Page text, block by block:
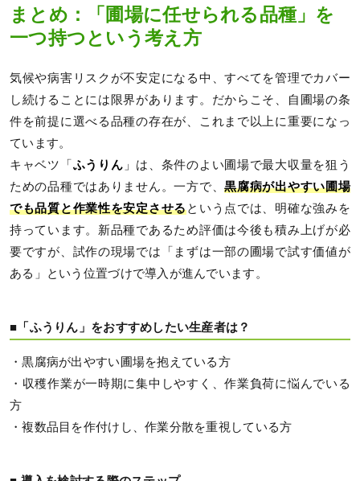
まとめ：「圃場に任せられる品種」を
一つ持つという考え方
気候や病害リスクが不安定になる中、すべてを管理でカバー
し続けることには限界があります。だからこそ、自圃場の条
件を前提に選べる品種の存在が、これまで以上に重要になっ
ています。
キャベツ「 ふうりん 」は、条件のよい圃場で最大収量を狙う
ための品種ではありません。一方で、黒腐病が出やすい圃場
でも品質と作業性を安定させるという点では、明確な強みを
持っています。新品種であるため評価は今後も積み上げが必
要ですが、試作の現場では「まずは一部の圃場で試す価値が
ある」という位置づけで導入が進んでいます。
■「ふうりん」をおすすめしたい生産者は？
・黒腐病が出やすい圃場を抱えている方
・収穫作業が一時期に集中しやすく、作業負荷に悩んでいる
方
・複数品目を作付けし、作業分散を重視している方